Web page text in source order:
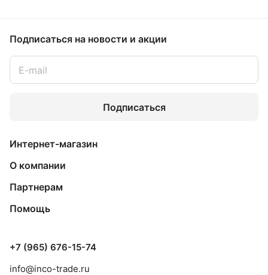
Подписаться на новости и акции
Подписаться
Интернет-магазин
О компании
Партнерам
Помощь
+7 (965) 676-15-74
info@inco-trade.ru